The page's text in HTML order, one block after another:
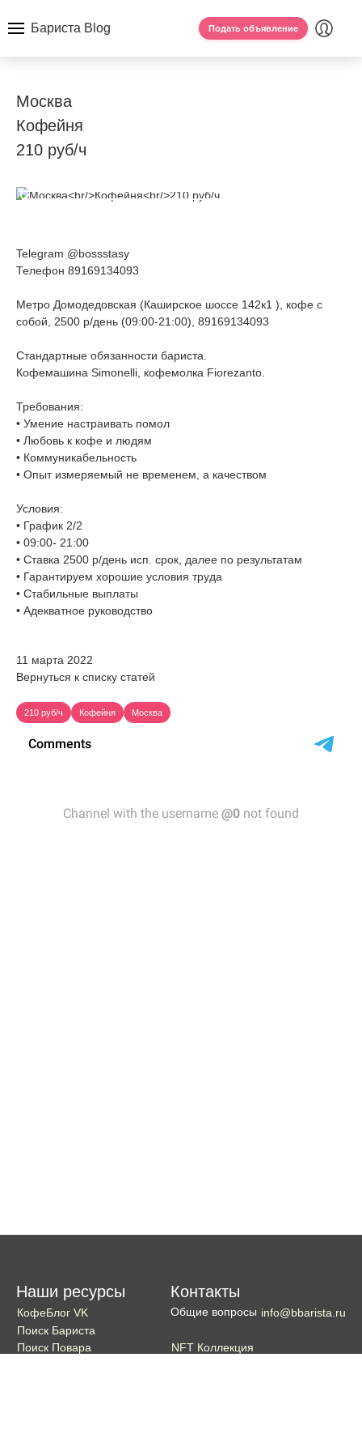
Бариста Blog Подать объявление
Москва
Кофейня
210 руб/ч
Telegram @bossstasy
Телефон 89169134093
Метро Домодедовская (Каширское шоссе 142к1 ), кофе с
собой, 2500 р/день (09:00-21:00), 89169134093
Стандартные обязанности бариста.
Кофемашина Simonelli, кофемолка Fiorezanto.
Требования:
• Умение настраивать помол
• Любовь к кофе и людям
• Коммуникабельность
• Опыт измеряемый не временем, а качеством
Условия:
• График 2/2
• 09:00- 21:00
• Ставка 2500 р/день исп. срок, далее по результатам
• Гарантируем хорошие условия труда
• Стабильные выплаты
• Адекватное руководство
11 марта 2022
Вернуться к списку статей
210 руб/ч Кофейня Москва
Наши ресурсы
КофеБлог VK
Поиск Бариста
Поиск Повара
Контакты
Общие вопросы info@bbarista.ru
NFT Коллекция